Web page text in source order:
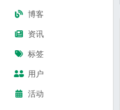
博客
资讯
标签
用户
活动